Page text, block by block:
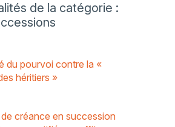
de la catégorie :
du pourvoi contre la «
héritiers »
créance en succession